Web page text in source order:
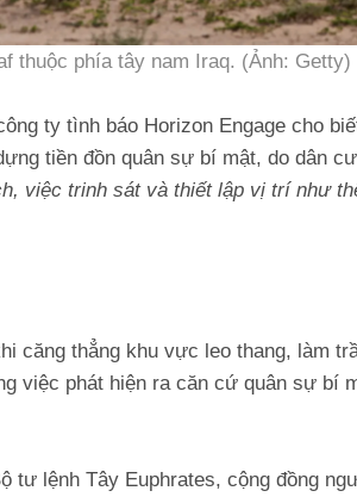
thuộc phía tây nam Iraq. (Ảnh: Getty)
ty tình báo Horizon Engage cho
tiền đồn quân sự bí mật, do dân
việc trinh sát và thiết lập vị trí như
căng thẳng khu vực leo thang, làm
việc phát hiện ra căn cứ quân sự bí
tư lệnh Tây Euphrates, cộng đồng